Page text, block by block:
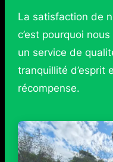
La satisfaction de
c’est pourquoi
un service de
tranquillité d’esprit
récompense.